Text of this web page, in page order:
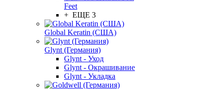
Feet
+ ЕЩЕ 3
Global Keratin (США)
Glynt (Германия)
Glynt - Уход
Glynt - Окрашивание
Glynt - Укладка